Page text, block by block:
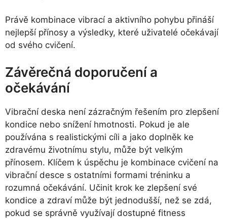
Právě kombinace vibrací a aktivního pohybu přináší
nejlepší přínosy a výsledky, které uživatelé očekávají
od svého cvičení.
Závěrečná doporučení a
očekávání
Vibrační deska není zázračným řešením pro zlepšení
kondice nebo snížení hmotnosti. Pokud je ale
používána s realistickými cíli a jako doplněk ke
zdravému životnímu stylu, může být velkým
přínosem. Klíčem k úspěchu je kombinace cvičení na
vibrační desce s ostatními formami tréninku a
rozumná očekávání. Učinit krok ke zlepšení své
kondice a zdraví může být jednodušší, než se zdá,
pokud se správně využívají dostupné fitness